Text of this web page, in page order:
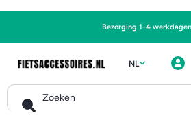
Bezorging 1-4 werkdagen
Zoeken
NL